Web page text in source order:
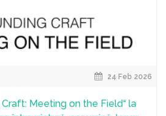
24 Feb 2026
Meeting on the Field“ la